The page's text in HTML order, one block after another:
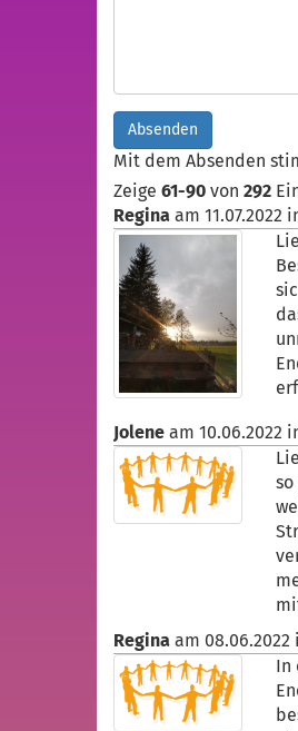
Absenden
Mit dem Absenden
Zeige 61-90 von 292
Regina am 11.07.2022
Jolene am 10.06.2022
Regina am 08.06.2022
In